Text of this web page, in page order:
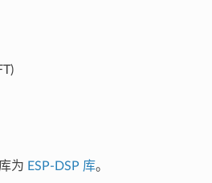
为 ESP-DSP 库。